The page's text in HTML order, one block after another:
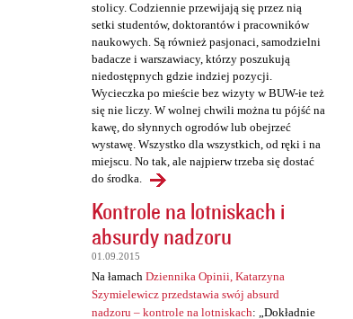
stolicy. Codziennie przewijają się przez nią
setki studentów, doktorantów i pracowników
naukowych. Są również pasjonaci, samodzielni
badacze i warszawiacy, którzy poszukują
niedostępnych gdzie indziej pozycji.
Wycieczka po mieście bez wizyty w BUW-ie też
się nie liczy. W wolnej chwili można tu pójść na
kawę, do słynnych ogrodów lub obejrzeć
wystawę. Wszystko dla wszystkich, od ręki i na
miejscu. No tak, ale najpierw trzeba się dostać
do środka.
Kontrole na lotniskach i
absurdy nadzoru
01.09.2015
Na łamach Dziennika Opinii, Katarzyna
Szymielewicz przedstawia swój absurd
nadzoru – kontrole na lotniskach: „Dokładnie